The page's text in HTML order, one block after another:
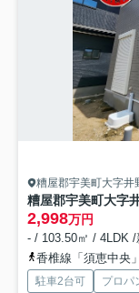
糟屋郡宇美町大字井
糟屋郡宇美町大字
2,998万円
- / 103.50㎡ / 4LDK /
香椎線「須恵中央
駐車2台可 プロパ